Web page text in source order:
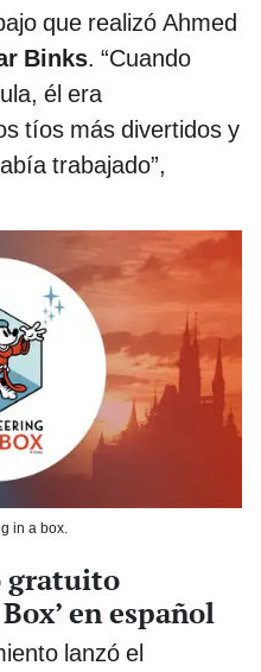
que realizó Ahmed
Binks. “Cuando
él era
tíos más divertidos y
trabajado”,
in a box.
gratuito
en español
lanzó el